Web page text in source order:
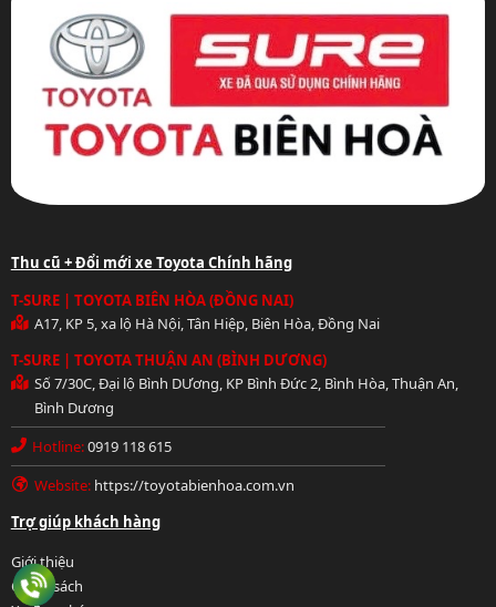
Hotline: 0919 118 615
Thu cũ + Đổi mới xe Toyota Chính hãng
T-SURE | TOYOTA BIÊN HÒA (ĐỒNG NAI)
A17, KP 5, xa lộ Hà Nội, Tân Hiệp, Biên Hòa, Đồng Nai
T-SURE | TOYOTA THUẬN AN (BÌNH DƯƠNG)
Số 7/30C, Đại lộ Bình DƯơng, KP Bình Đức 2, Bình Hòa, Thuận An,
Bình Dương
Hotline:0919 118 615
Website: https://toyotabienhoa.com.vn
Trợ giúp khách hàng
Giới thiệu
Chính sách